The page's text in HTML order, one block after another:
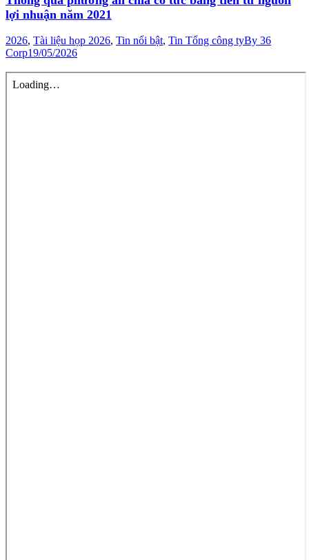
lợi nhuận năm 2021
2026, Tài liệu họp 2026, Tin nổi bật, Tin Tổng công tyBy 36
Corp19/05/2026